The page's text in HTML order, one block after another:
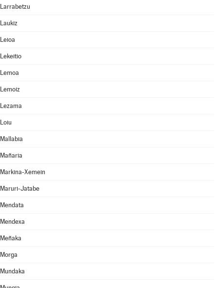
Larrabetzu
Laukiz
Leioa
Lekeitio
Lemoa
Lemoiz
Lezama
Loiu
Mallabia
Mañaria
Markina-Xemein
Maruri-Jatabe
Mendata
Mendexa
Meñaka
Morga
Mundaka